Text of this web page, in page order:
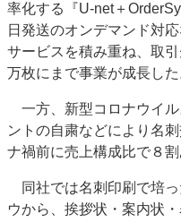
率化する『U-net＋
日発送のオンデマンド対
サービスを積み重ね、取
万枚にまで事業が成長した
一方、新型コロナウイ
ントの自粛などにより名
ナ禍前に売上構成比で８
同社では名刺印刷で培
ウから、挨拶状・案内状